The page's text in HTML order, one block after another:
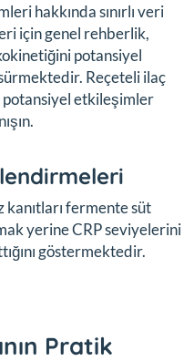
hakkında sınırlı veri
için genel rehberlik,
potansiyel
Reçeteli ilaç
potansiyel etkileşimler
fermente süt
yerine CRP seviyelerini
göstermektedir.
Pratik